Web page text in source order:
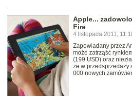
Apple...
Fire
4 listopada 2011,
Zapowiadany przez
może zatrząść
(199 USD) oraz
że w przedsprzedaży
000 nowych